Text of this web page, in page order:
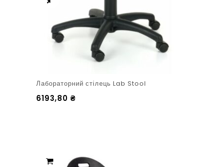
Лабораторний стілець Lab Stool
6193,80 ₴